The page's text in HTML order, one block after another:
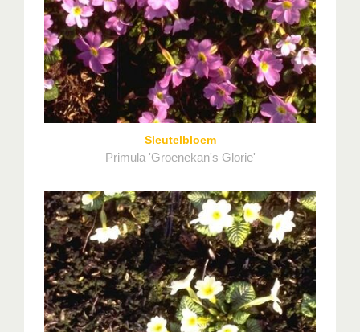
Sleutelbloem
Primula 'Groenekan's Glorie'